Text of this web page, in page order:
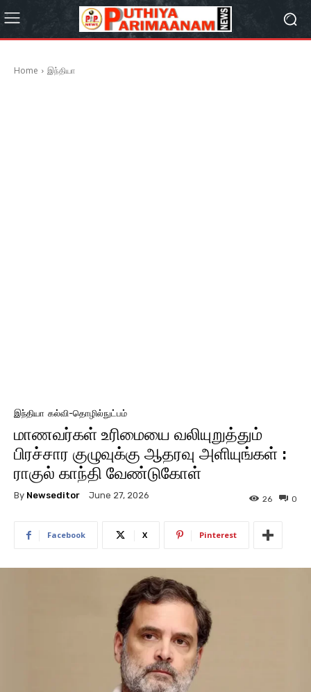
Home இந்தியா
இந்தியா கல்வி-தொழில்நுட்பம்
மாணவர்கள் உரிமையை வலியுறுத்தும்
பிரச்சார குழுவுக்கு ஆதரவு அளியுங்கள் :
ராகுல் காந்தி வேண்டுகோள்
By Newseditor June 27, 2026 0
26
Facebook X Pinterest